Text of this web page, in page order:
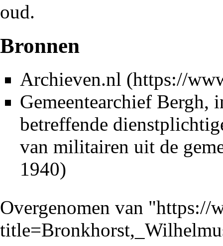
oud.
Bronnen
Archieven.nl
Gemeentearchief Bergh,
betreffende
van militairen uit de
1940)
Overgenomen van "https://